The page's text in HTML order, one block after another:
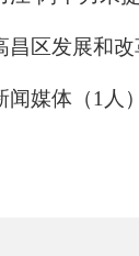
昌区发展和
闻媒体（1 人）